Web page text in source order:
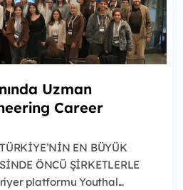
Uzman
Career
EN BÜYÜK
ÖNCÜ ŞİRKETLERLE
platformu Youthal...